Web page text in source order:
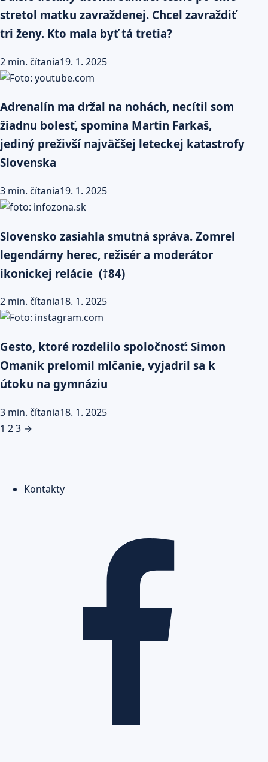
stretol matku zavraždenej. Chcel zavraždiť
tri ženy. Kto mala byť tá tretia?
2 min. čítania19. 1. 2025
Adrenalín ma držal na nohách, necítil som
žiadnu bolesť, spomína Martin Farkaš,
jediný preživší najväčšej leteckej katastrofy
Slovenska
3 min. čítania19. 1. 2025
Slovensko zasiahla smutná správa. Zomrel
legendárny herec, režisér a moderátor
ikonickej relácie (†84)
2 min. čítania18. 1. 2025
Gesto, ktoré rozdelilo spoločnosť: Simon
Omaník prelomil mlčanie, vyjadril sa k
útoku na gymnáziu
3 min. čítania18. 1. 2025
Stránkovanie
1 23 →
Kontakty